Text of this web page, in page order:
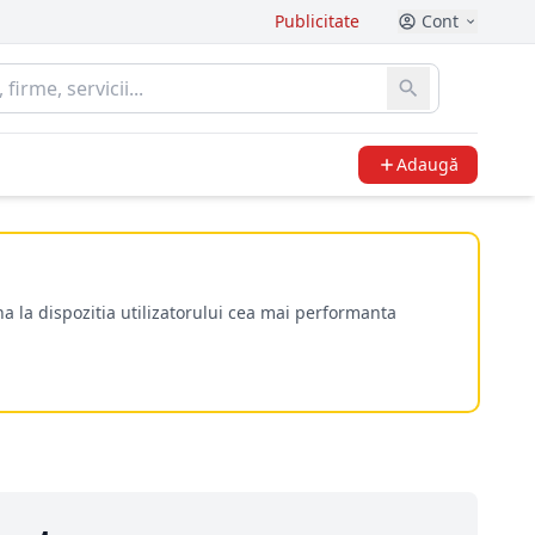
Publicitate Cont
Adaugă
la dispozitia utilizatorului cea mai performanta